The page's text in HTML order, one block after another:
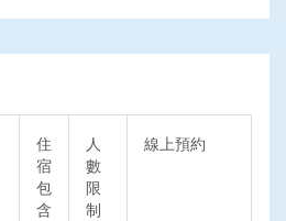
住
宿
包
含
人
數
限
制
線上預約